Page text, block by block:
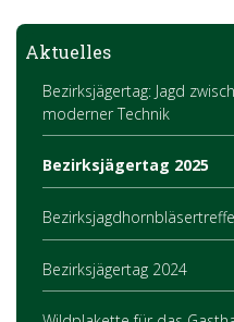
Aktuelles
Bezirksjägertag: Jagd
moderner Technik
Bezirksjägertag 2025
Bezirksjägertag 2024